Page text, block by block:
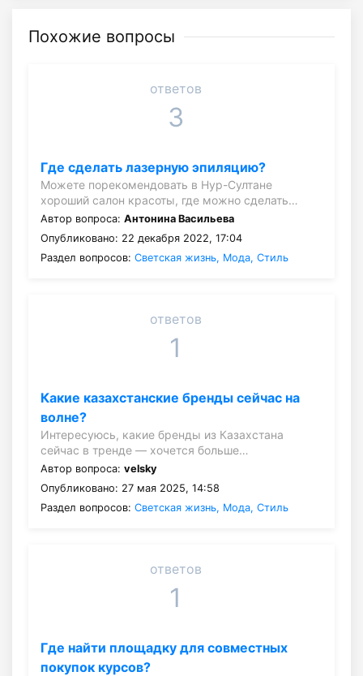
Похожие вопросы
ответов
3
Где сделать лазерную эпиляцию?
Можете порекомендовать в Нур-Султане
хороший салон красоты, где можно сделать…
Автор вопроса: Антонина Васильева
Опубликовано: 22 декабря 2022, 17:04
Раздел вопросов: Светская жизнь, Мода, Стиль
ответов
1
Какие казахстанские бренды сейчас на
волне?
Интересуюсь, какие бренды из Казахстана
сейчас в тренде — хочется больше…
Автор вопроса: velsky
Опубликовано: 27 мая 2025, 14:58
Раздел вопросов: Светская жизнь, Мода, Стиль
ответов
1
Где найти площадку для совместных
покупок курсов?